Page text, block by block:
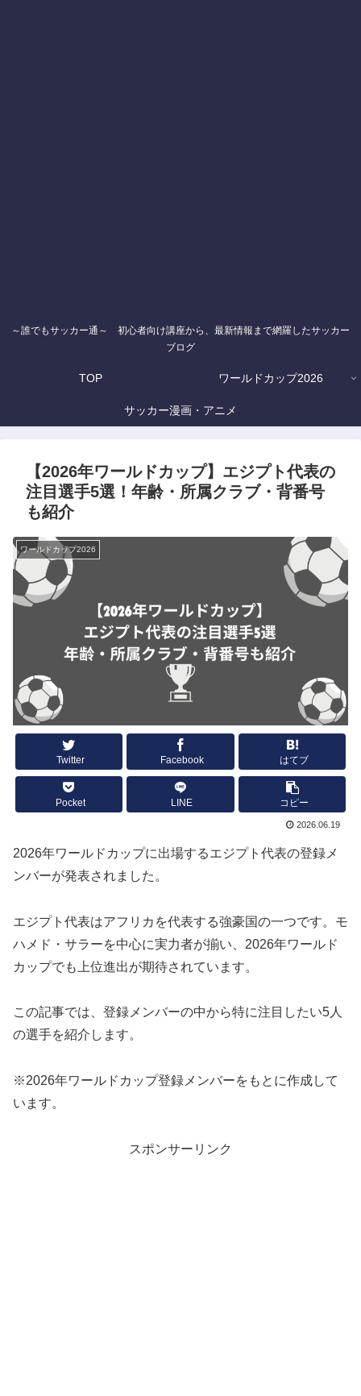
～誰でもサッカー通～ 初心者向け講座から、最新情報まで網羅したサッカー
ブログ
TOP ワールドカップ2026
サッカー漫画・アニメ
【2026年ワールドカップ】エジプト代表の
注目選手5選！年齢・所属クラブ・背番号
も紹介
ワールドカップ2026
Twitter Facebook はてブ
Pocket LINE コピー
2026.06.19
2026年ワールドカップに出場するエジプト代表の登録メ
ンバーが発表されました。
エジプト代表はアフリカを代表する強豪国の一つです。モ
ハメド・サラーを中心に実力者が揃い、2026年ワールド
カップでも上位進出が期待されています。
この記事では、登録メンバーの中から特に注目したい5人
の選手を紹介します。
※2026年ワールドカップ登録メンバーをもとに作成して
います。
スポンサーリンク